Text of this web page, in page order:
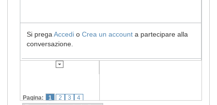
Si prega Accedi o Crea un account a partecipare alla
conversazione.
Pagina: 1 2 3 4